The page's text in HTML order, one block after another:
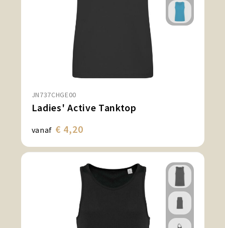
JN737CHGE00
Ladies' Active Tanktop
vanaf € 4,20